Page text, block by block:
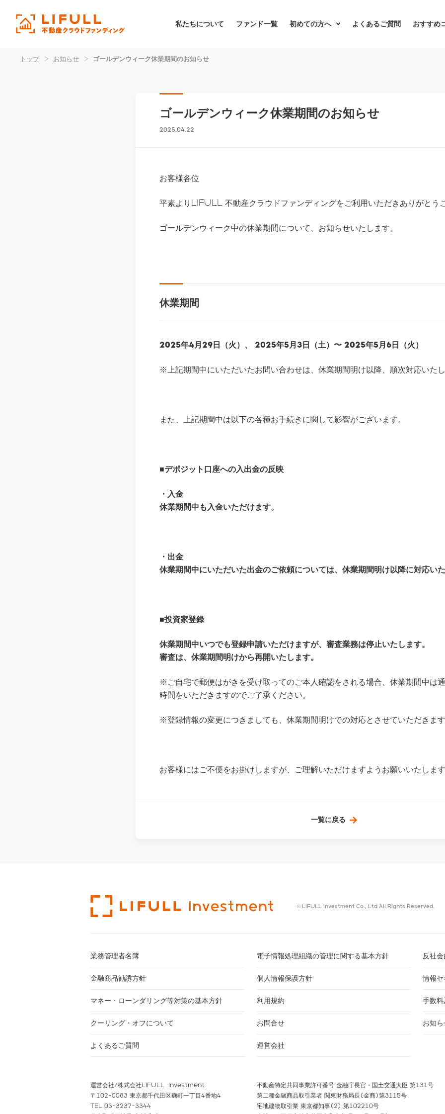
私たちについて ファンド一覧 初めての方へ よくあるご質問 おすすめ
トップ > お知らせ > ゴールデンウィーク休業期間のお知らせ
ゴールデンウィーク休業期間のお知らせ
2025.04.22
お客様各位
平素よりLIFULL 不動産クラウドファンディングをご利用いただきありがとう
ゴールデンウィーク中の休業期間について、お知らせいたします。
休業期間
2025年4月29日（火）、 2025年5月3日（土）〜 2025年5月6日（火）
※上記期間中にいただいたお問い合わせは、休業期間明け以降、順次対応いた
また、上記期間中は以下の各種お手続きに関して影響がございます。
■デポジット口座への入出金の反映
・入金
休業期間中も入金いただけます。
・出金
休業期間中にいただいた出金のご依頼については、休業期間明け以降に対応い
■投資家登録
休業期間中いつでも登録申請いただけますが、審査業務は停止いたします。
審査は、休業期間明けから再開いたします。
※ご自宅で郵便はがきを受け取ってのご本人確認をされる場合、休業期間中は
時間をいただきますのでご了承ください。
※登録情報の変更につきましても、休業期間明けでの対応とさせていただきま
お客様にはご不便をお掛けしますが、ご理解いただけますようお願いいたしま
一覧に戻る
© LIFULL Investment Co., Ltd All Rights Reserved.
業務管理者名簿 電子情報処理組織の管理に関する基本方針 反社
金融商品勧誘方針 個人情報保護方針 情報
マネー・ローンダリング等対策の基本方針 利用規約 手数
クーリング・オフについて お問合せ お知
よくあるご質問 運営会社
運営会社/株式会社LIFULL Investment
〒102-0083 東京都千代田区麹町一丁目4番地4
TEL 03-3237-3344
不動産特定共同事業許可番号 金融庁長官・国土交通大臣 第131号
第二種金融商品取引業者 関東財務局長(金商)第3115号
宅地建物取引業 東京都知事(2) 第102210号